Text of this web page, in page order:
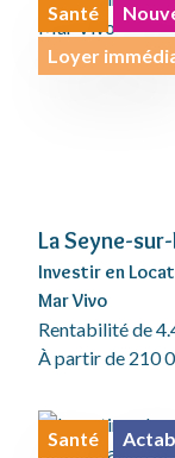
Santé
Loyer
La Seyne-
Investir en
Mar Vivo
Rentabilité de
À partir de 210
Santé